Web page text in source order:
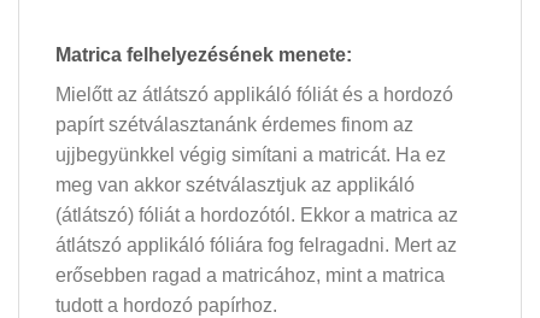
Matrica felhelyezésének menete:
Mielőtt az átlátszó applikáló fóliát és a hordozó
papírt szétválasztanánk érdemes finom az
ujjbegyünkkel végig simítani a matricát. Ha ez
meg van akkor szétválasztjuk az applikáló
(átlátszó) fóliát a hordozótól. Ekkor a matrica az
átlátszó applikáló fóliára fog felragadni. Mert az
erősebben ragad a matricához, mint a matrica
tudott a hordozó papírhoz.